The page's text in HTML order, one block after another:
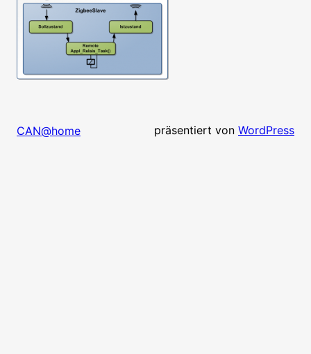
CAN@home präsentiert von WordPress